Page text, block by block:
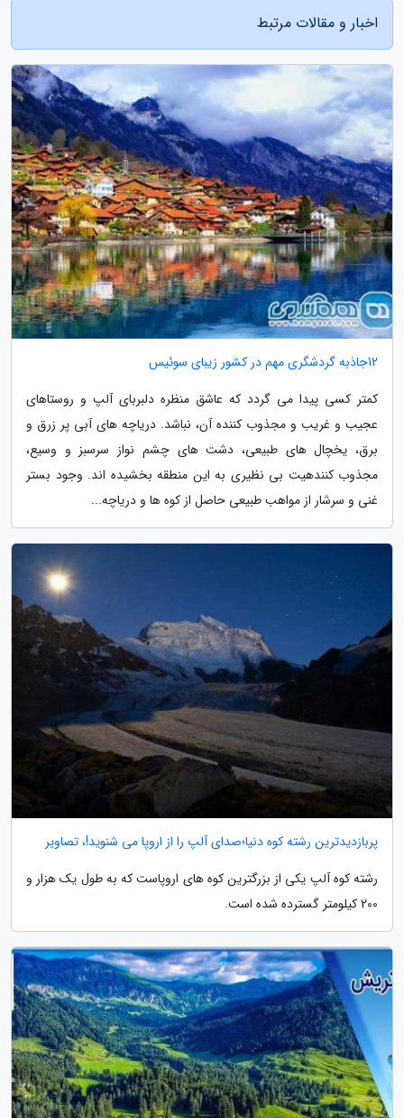
اخبار و مقالات مرتبط
12جاذبه گردشگری مهم در کشور زیبای سوئیس
کمتر کسی پیدا می گردد که عاشق منظره دلبربای آلپ و روستاهای
عجیب و غریب و مجذوب کننده آن، نباشد. دریاچه های آبی پر زرق و
برق، یخچال های طبیعی، دشت های چشم نواز سرسبز و وسیع،
مجذوب کنندهیت بی نظیری به این منطقه بخشیده اند. وجود بستر
غنی و سرشار از مواهب طبیعی حاصل از کوه ها و دریاچه...
پربازدیدترین رشته کوه دنیا؛صدای آلپ را از اروپا می شنوید!، تصاویر
رشته کوه آلپ یکی از بزرگترین کوه های اروپاست که به طول یک هزار و
200 کیلومتر گسترده شده است.